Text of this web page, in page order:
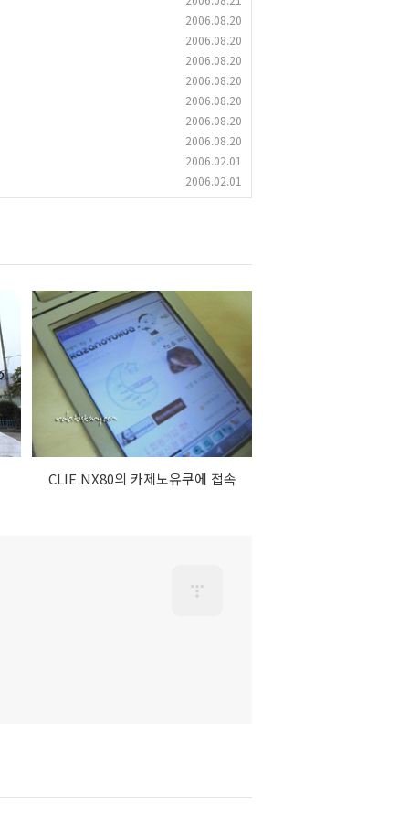
2006.08.20
2006.08.20
2006.08.20
2006.08.20
2006.08.20
2006.08.20
2006.08.20
2006.02.01
2006.02.01
CLIE NX80의 카제노유쿠에 접속